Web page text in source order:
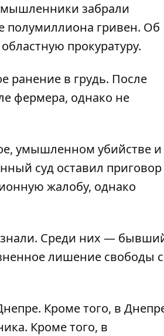
забрали
полумиллиона гривен. Об
прокуратуру.
ранение в грудь. После
фермера, однако не
умышленном убийстве и
суд оставил приговор
жалобу, однако
Среди них —
лишение свободы с
. Кроме того, в
. Кроме того, в